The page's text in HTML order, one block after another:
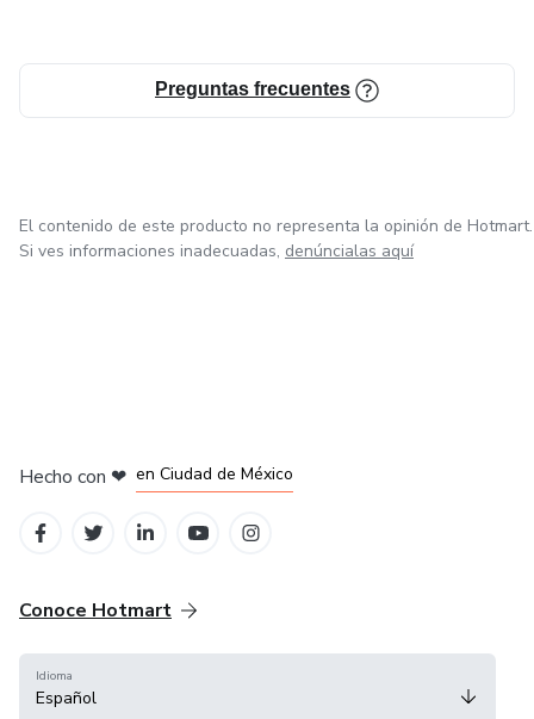
Preguntas frecuentes
El contenido de este producto no representa la opinión de Hotmart.
Si ves informaciones inadecuadas, denúncialas aquí
Hecho con ❤ en Ciudad de México
Conoce Hotmart
Idioma
Español